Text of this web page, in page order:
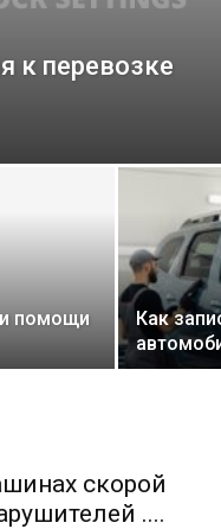
к перевозке
помощи
Как
скорой
....